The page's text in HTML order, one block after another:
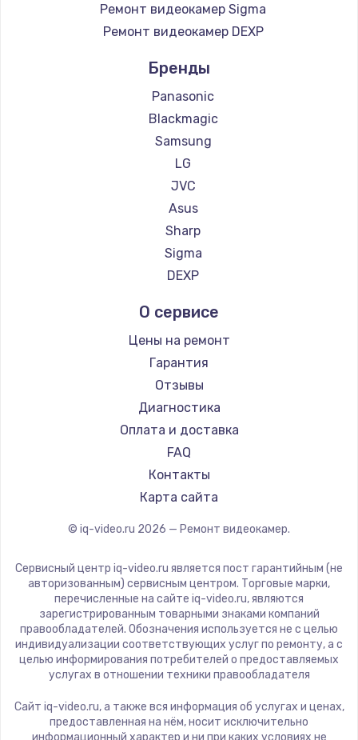
Ремонт видеокамер Sigma
Ремонт видеокамер DEXP
Бренды
Panasonic
Blackmagic
Samsung
LG
JVC
Asus
Sharp
Sigma
DEXP
О сервисе
Цены на ремонт
Гарантия
Отзывы
Диагностика
Оплата и доставка
FAQ
Контакты
Карта сайта
© iq-video.ru 2026 — Ремонт видеокамер.
Сервисный центр iq-video.ru является пост гарантийным (не
авторизованным) сервисным центром. Торговые марки,
перечисленные на сайте iq-video.ru, являются
зарегистрированным товарными знаками компаний
правообладателей. Обозначения используется не с целью
индивидуализации соответствующих услуг по ремонту, а с
целью информирования потребителей о предоставляемых
услугах в отношении техники правообладателя
Сайт iq-video.ru, а также вся информация об услугах и ценах,
предоставленная на нём, носит исключительно
информационный характер и ни при каких условиях не